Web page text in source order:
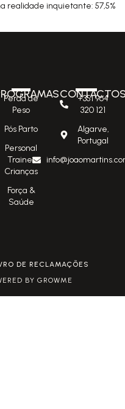
realidade inquietante: 57,5%
Perda de
Peso
Pós Parto
Personal
Trainer
Crianças
Força &
Saúde
+351 964
320 121
Algarve,
Portugal
DE RECLAMAÇÕES
BY GROWME